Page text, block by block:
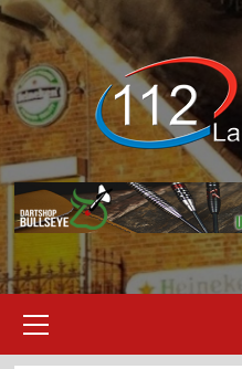
Ga
naar
de
inhoud
menu